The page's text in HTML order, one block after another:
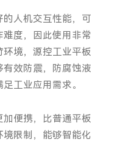
人机交互性能，可
度，因此使用非常
境，源控工业平板
效防震，防腐蚀液
工业应用需求。
便携，比普通平板
限制，能够智能化